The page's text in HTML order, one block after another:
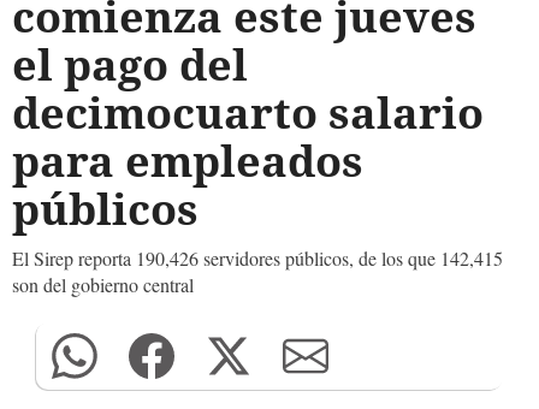
comienza este jueves
el pago del
decimocuarto salario
para empleados
públicos
El Sirep reporta 190,426 servidores públicos, de los que 142,415
son del gobierno central